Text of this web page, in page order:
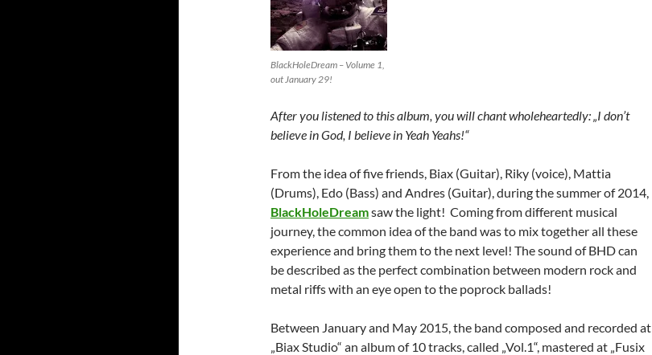
BlackHoleDream – Volume 1,
out January 29!
After you listened to this album, you will chant wholeheartedly: „I don’t
believe in God, I believe in Yeah Yeahs!“
From the idea of five friends, Biax (Guitar), Riky (voice), Mattia
(Drums), Edo (Bass) and Andres (Guitar), during the summer of 2014,
BlackHoleDreamsaw the light! Coming from different musical
journey, the common idea of the band was to mix together all these
experience and bring them to the next level! The sound of BHD can
be described as the perfect combination between modern rock and
metal riffs with an eye open to the poprock ballads!
Between January and May 2015, the band composed and recorded at
„Biax Studio“ an album of 10 tracks, called „Vol.1“, mastered at „Fusix